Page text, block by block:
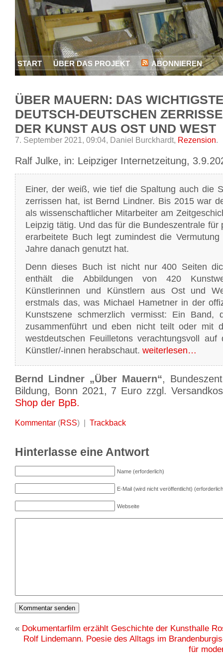
START ÜBER DAS PROJEKT ABONNIEREN
ÜBER MAUERN: DAS
DEUTSCH-DEUTSCHEN
DER KUNST AUS OST UND WEST
7. September 2021, 09:04, Daniel Burckhardt, Rezension.
Ralf Julke, in: Leipziger Internetzeitung,
Einer, der weiß, wie tief die Spaltung auch die
zerrissen hat, ist Bernd Lindner. Bis 2015 war
als wissenschaftlicher Mitarbeiter am
Leipzig tätig. Und das für die Bundeszentrale für
erarbeitete Buch legt zumindest die
Jahre danach genutzt hat.
Denn dieses Buch ist nicht nur 400 Seiten
enthält die Abbildungen von 420
Künstlerinnen und Künstlern aus Ost und
erstmals das, was Michael Hametner in der
Kunstszene schmerzlich vermisst: Ein Band,
zusammenführt und eben nicht teilt oder mit
westdeutschen Feuilletons verachtungsvoll auf
Künstler/-innen herabschaut. weiterlesen…
Bernd Lindner „Über Mauern“,
Bildung, Bonn 2021, 7 Euro zzgl.
Shop der BpB.
Kommentar (RSS) | Trackback
Hinterlasse eine Antwort
Name (erforderlich)
E-Mail (wird nicht veröffentlicht)
Webseite
« Dokumentarfilm erzählt Geschichte der Kunsthalle
Rolf Lindemann. Poesie des Alltags im
für